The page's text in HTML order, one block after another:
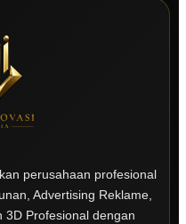
perusahaan profesional
Advertising Reklame,
3D Profesional dengan